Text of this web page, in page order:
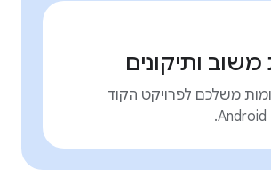
ותיקונים
משלכם לפרויקט הקוד